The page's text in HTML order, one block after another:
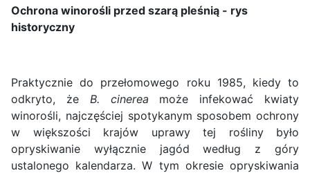
Ochrona winorośli przed szarą pleśnią - rys
historyczny
Praktycznie do przełomowego roku 1985, kiedy to
odkryto, że B. cinerea może infekować kwiaty
winorośli, najczęściej spotykanym sposobem ochrony
w większości krajów uprawy tej rośliny było
opryskiwanie wyłącznie jagód według z góry
ustalonego kalendarza. W tym okresie opryskiwania